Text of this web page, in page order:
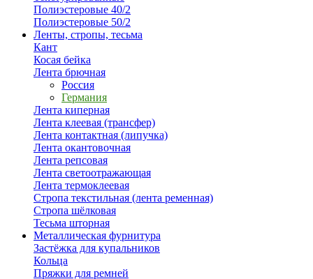
Полиэстеровые 40/2
Полиэстеровые 50/2
Ленты, стропы, тесьма
Кант
Косая бейка
Лента брючная
Россия
Германия
Лента киперная
Лента клеевая (трансфер)
Лента контактная (липучка)
Лента окантовочная
Лента репсовая
Лента светоотражающая
Лента термоклеевая
Стропа текстильная (лента ременная)
Стропа шёлковая
Тесьма шторная
Металлическая фурнитура
Застёжка для купальников
Кольца
Пряжки для ремней